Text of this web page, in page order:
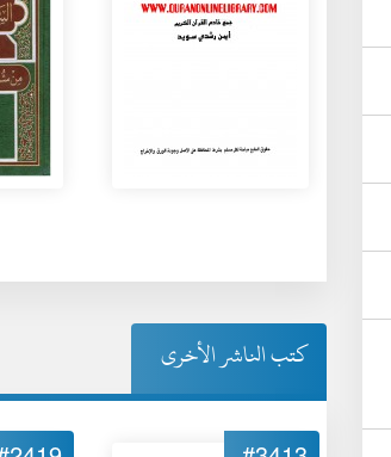
كتب الناشر الأخرى